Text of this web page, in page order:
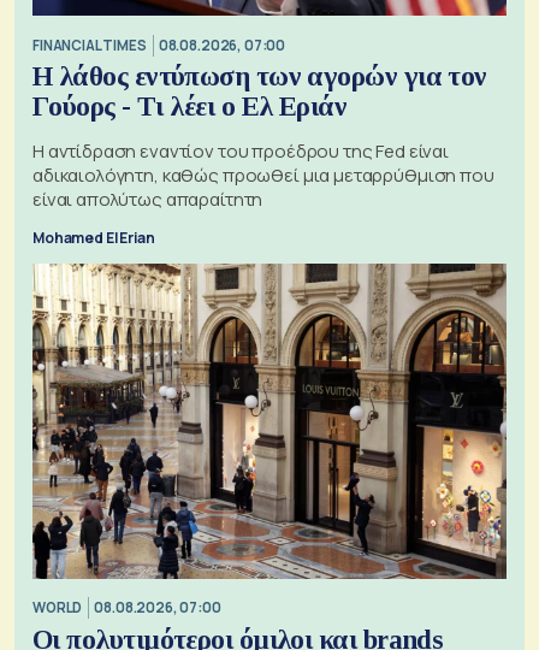
FINANCIAL TIMES 08.08.2026, 07:00
Η λάθος εντύπωση των αγορών για τον
Γούορς - Τι λέει ο Ελ Εριάν
Η αντίδραση εναντίον του προέδρου της Fed είναι
αδικαιολόγητη, καθώς προωθεί μια μεταρρύθμιση που
είναι απολύτως απαραίτητη
Mohamed El Erian
WORLD 08.08.2026, 07:00
Οι πολυτιμότεροι όμιλοι και brands